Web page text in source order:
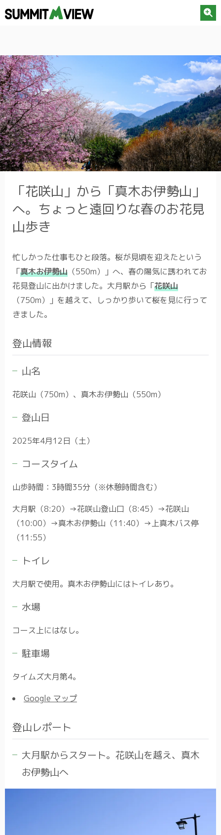
「花咲山」から「真木お伊勢山」
へ。ちょっと遠回りな春のお花見
山歩き
忙しかった仕事もひと段落。桜が見頃を迎えたという
「真木お伊勢山 （550m）」へ、春の陽気に誘われてお
花見登山に出かけました。大月駅から「花咲山
（750m）」を越えて、しっかり歩いて桜を見に行って
きました。
登山情報
山名
花咲山（750m）、真木お伊勢山（550m）
登山日
2025年4月12日（土）
コースタイム
山歩時間：3時間35分（※休憩時間含む）
大月駅（8:20）→花咲山登山口（8:45）→花咲山
（10:00）→真木お伊勢山（11:40）→上真木バス停
（11:55）
トイレ
大月駅で使用。真木お伊勢山にはトイレあり。
水場
コース上にはなし。
駐車場
タイムズ大月第4。
Google マップ
登山レポート
大月駅からスタート。花咲山を越え、真木
お伊勢山へ